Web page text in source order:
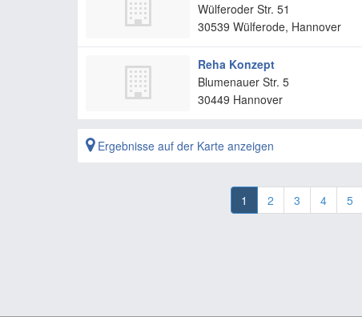
Wülferoder Str. 51
30539 Wülferode, Hannover
Reha Konzept
Blumenauer Str. 5
30449 Hannover
Ergebnisse auf der Karte anzeigen
1 2 3 4 5